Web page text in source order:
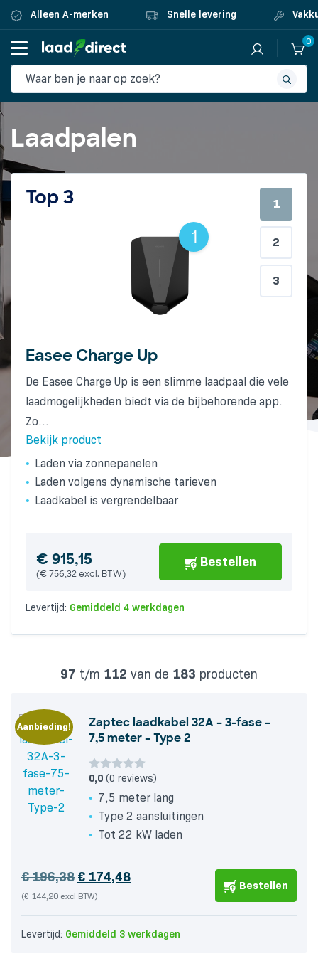
Alleen A-merken Snelle levering
0
Laadpalen
Top 3
1
Easee Charge Up
De Easee Charge Up is een slimme laadpaal die vele
laadmogelijkheden biedt via de bijbehorende app.
Zo…
Bekijk product
Laden via zonnepanelen
Laden volgens dynamische tarieven
Laadkabel is vergrendelbaar
€ 915,15
(€756,32excl. BTW)
Bestellen
Levertijd: Gemiddeld 4 werkdagen
2
Alfen Eve Single Pro-line socket
De Alfen Eve Single Pro-line met RFID is een
compacte, toekomstbestendige laadoplossing met
Type 2-socket voor nagenoeg…
Bekijk product
Toekomstbestendig
Standaard RIFD-kaartlezer
Europese A-kwaliteit
€ 1.191,85
(€985,00excl. BTW)
Bestellen
Levertijd: Gemiddeld 6 werkdagen
3
Wallbox Pulsar Plus 3-Fase 22kW
The compact Wallbox Pulsar Plus has a particularly
attractive design. The charger has a fixed cable
(Type…
Bekijk product
€681,01
Levertijd:Gemiddeld 6 werkdagen
1
2
3
97 t/m 112 van de 183 producten
Aanbieding!
Zaptec laadkabel 32A – 3-fase –
7,5 meter – Type 2
0,0 (0 reviews)
7,5 meter lang
Type 2 aansluitingen
Tot 22 kW laden
€196,38 Oorspronkelijke
prijs
was:
€ 196,38.
€ 174,48Huidige
is:
€ 174,48.
(€ 144,20 excl BTW)
Bestellen
Levertijd: Gemiddeld 3 werkdagen